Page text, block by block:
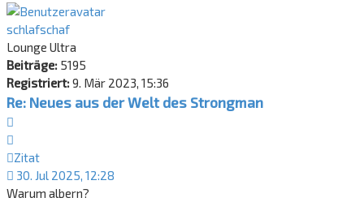
oben
schlafschaf
Lounge Ultra
Beiträge: 5195
Registriert:9. Mär 2023, 15:36
Re: Neues aus der Welt des Strongman
Zitat
30. Jul 2025, 12:28
Warum albern?